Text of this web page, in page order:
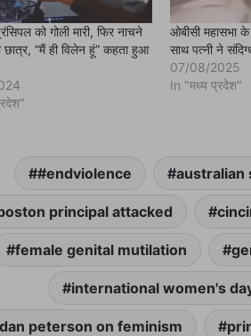
को गोली मारी, फिर नाचने
छात्र, “मैं ही विलेन हूं” कहता हुआ
ओबीसी महासभा
साथ पत्नी ने
07/08/2025
In "मध्य प्रदेश"
#endviolence australian
principal attacked
female genital mutilation
international women's
peterson on feminism